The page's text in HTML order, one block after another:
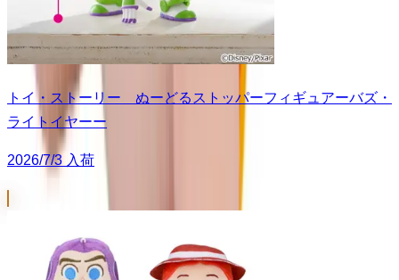
トイ・ストーリー ぬーどるストッパーフィギュアーバズ・
ライトイヤーー
2026/7/3 入荷